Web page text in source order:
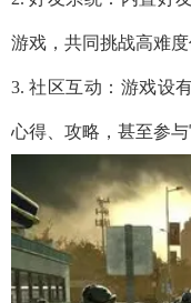
游戏，共同挑战高难度
3. 社区互动：游戏设
心得、攻略，甚至参